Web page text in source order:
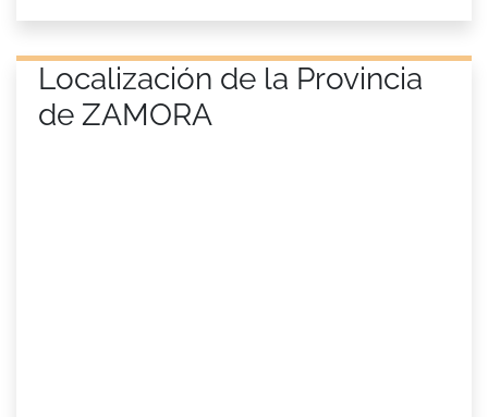
Localización de la Provincia
de ZAMORA